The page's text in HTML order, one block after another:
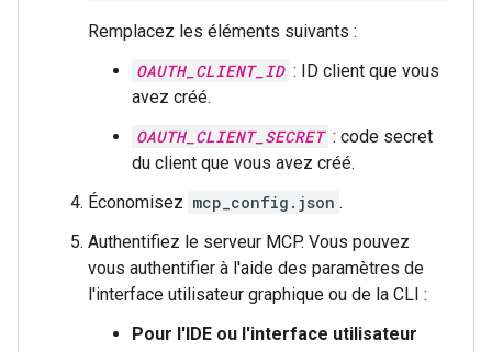
Remplacez les éléments suivants :
OAUTH_CLIENT_ID : ID client que vous
avez créé.
OAUTH_CLIENT_SECRET : code secret
du client que vous avez créé.
Économisez mcp_config.json .
Authentifiez le serveur MCP. Vous pouvez
vous authentifier à l'aide des paramètres de
l'interface utilisateur graphique ou de la CLI :
Pour l'IDE ou l'interface utilisateur